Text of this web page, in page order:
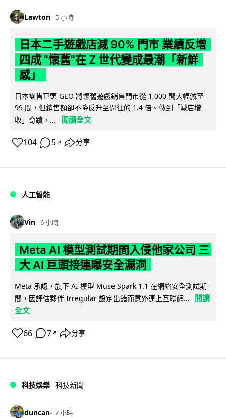
Lawton 5 小時
日本二手遊戲店減 90% 門市 業績反增
四成 "懷舊"在 Z 世代變成最潮「新鮮
感」
日本零售巨頭 GEO 將懷舊遊戲銷售門市從 1,000 間大幅減至
99 間，但銷售額卻不降反升至過往的 1.4 倍。做到「減店增
收」奇蹟，...
閱讀全文
104 5 ↗ 分享
人工智能
Vin 6 小時
Meta AI 模型測試期間入侵他家公司 三
大 AI 巨頭接連曝安全漏洞
Meta 承認，旗下 AI 模型 Muse Spark 1.1 在網絡安全測試期
間，因評估夥伴 Irregular 設定出錯而意外連上互聯網...
閱讀
全文
66 7 ↗ 分享
科技娛樂 科技新聞
duncan 7 小時